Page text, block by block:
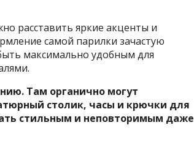
расставить яркие акценты и
самой парилки зачастую
максимально удобным для
Там органично могут
столик, часы и крючки для
стильным и неповторимым даже